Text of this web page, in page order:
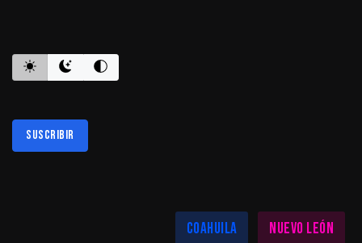
Suscribir
Coahuila
Nuevo León